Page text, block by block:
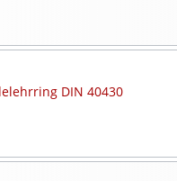
DIN 40430